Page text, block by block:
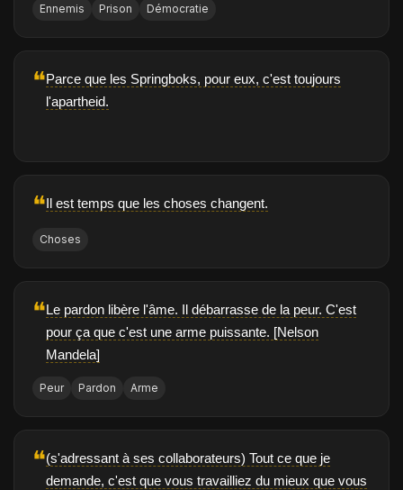
Ennemis Prison Démocratie
❝Parce que les Springboks, pour eux, c'est toujours
l'apartheid.
❝Il est temps que les choses changent.
Choses
❝Le pardon libère l'âme. Il débarrasse de la peur. C'est
pour ça que c'est une arme puissante. [Nelson
Mandela]
Peur Pardon Arme
❝(s'adressant à ses collaborateurs) Tout ce que je
demande, c'est que vous travailliez du mieux que vous